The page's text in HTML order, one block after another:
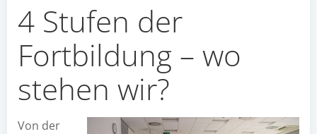
4 Stufen der
Fortbildung – wo
stehen wir?
Von der